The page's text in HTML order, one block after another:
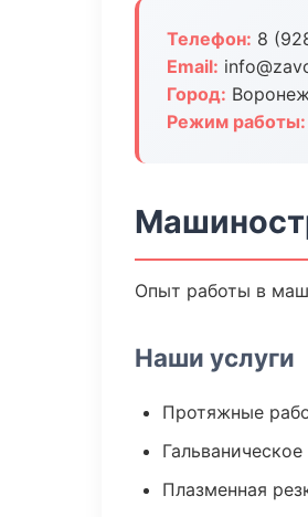
Телефон: 8
Email:
Город:
Режим работы:
Опыт работы в
Наши услуги
Протяжные
Плазменная